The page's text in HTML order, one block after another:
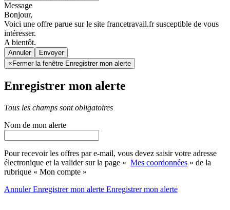
Message
Bonjour,
Voici une offre parue sur le site francetravail.fr susceptible de vous
intéresser.
A bientôt.
Annuler
× Fermer la fenêtre Enregistrer mon alerte
Enregistrer mon alerte
Tous les champs sont obligatoires
Nom de mon alerte
Pour recevoir les offres par e-mail, vous devez saisir votre adresse
électronique et la valider sur la page « Mes coordonnées » de la
rubrique « Mon compte »
AnnulerEnregistrer mon alerte Enregistrermon alerte